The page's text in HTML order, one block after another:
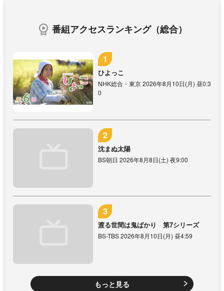
番組アクセスランキング（総合）
ひよっこ
NHK総合・東京 2026年8月10日(月) 昼0:3
0
沈まぬ太陽
BS朝日 2026年8月8日(土) 夜9:00
渡る世間は鬼ばかり 第7シリーズ
BS-TBS 2026年8月10日(月) 昼4:59
もっと見る